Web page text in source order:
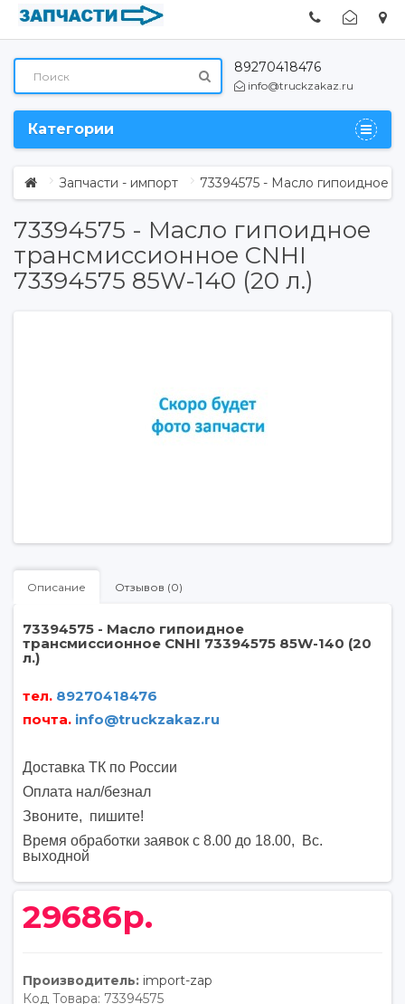
89270418476
info@truckzakaz.ru
Категории
Запчасти - импорт 73394575 - Масло гипоидное
73394575 - Масло гипоидное
трансмиссионное CNHI
73394575 85W-140 (20 л.)
Описание Отзывов (0)
73394575 - Масло гипоидное
трансмиссионное CNHI 73394575 85W-140 (20
л.)
тел. 89270418476
почта. info@truckzakaz.ru
Доставка ТК по России
Оплата нал/безнал
Звоните, пишите!
Время обработки заявок с 8.00 до 18.00, Вс.
выходной
29686р.
Производитель: import-zap
Код Товара: 73394575